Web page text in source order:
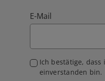
E-Mail
Ich bestätige,
einverstanden bin.